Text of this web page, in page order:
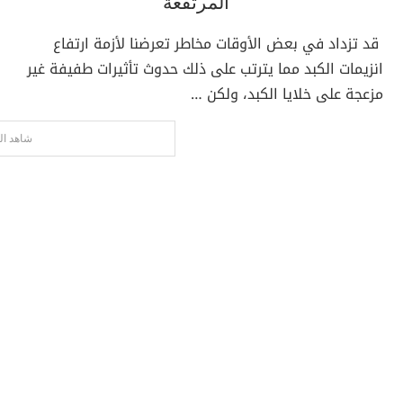
قد تزداد في بعض الأوقات مخاطر تعرضنا لأزمة ارتفاع
انزيمات الكبد مما يترتب على ذلك حدوث تأثيرات طفيفة غير
مزعجة على خلايا الكبد، ولكن …
شاهد